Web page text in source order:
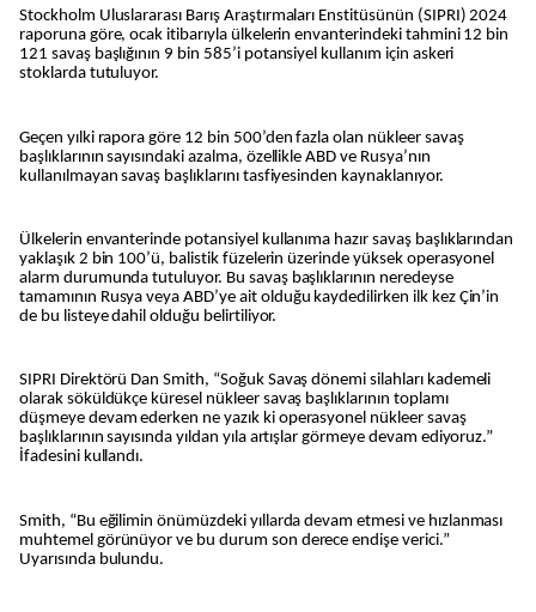
Stockholm Uluslararası Barış Araştırmaları Enstitüsünün (SIPRI) 2024
raporuna göre, ocak itibarıyla ülkelerin envanterindeki tahmini 12 bin
121 savaş başlığının 9 bin 585’i potansiyel kullanım için askeri
stoklarda tutuluyor.
Geçen yılki rapora göre 12 bin 500’den fazla olan nükleer savaş
başlıklarının sayısındaki azalma, özellikle ABD ve Rusya’nın
kullanılmayan savaş başlıklarını tasfiyesinden kaynaklanıyor.
Ülkelerin envanterinde potansiyel kullanıma hazır savaş başlıklarından
yaklaşık 2 bin 100’ü, balistik füzelerin üzerinde yüksek operasyonel
alarm durumunda tutuluyor. Bu savaş başlıklarının neredeyse
tamamının Rusya veya ABD’ye ait olduğu kaydedilirken ilk kez Çin’in
de bu listeye dahil olduğu belirtiliyor.
SIPRI Direktörü Dan Smith, “Soğuk Savaş dönemi silahları kademeli
olarak söküldükçe küresel nükleer savaş başlıklarının toplamı
düşmeye devam ederken ne yazık ki operasyonel nükleer savaş
başlıklarının sayısında yıldan yıla artışlar görmeye devam ediyoruz.”
İfadesini kullandı.
Smith, “Bu eğilimin önümüzdeki yıllarda devam etmesi ve hızlanması
muhtemel görünüyor ve bu durum son derece endişe verici.”
Uyarısında bulundu.